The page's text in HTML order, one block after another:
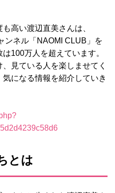
高い渡辺直美さんは、
ンネル「NAOMI CLUB」を
100万人を超えています。
見ている人を楽しませてく
になる情報を紹介していき
とは